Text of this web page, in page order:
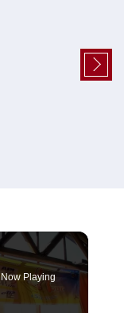
Now Playing